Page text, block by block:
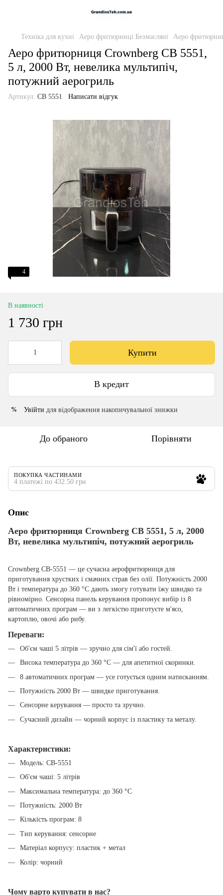
Техніка для кухні Аеро фритюрниці Безмасляні Аеро
Аеро фритюрниця Crownberg CB 5551,
5 л, 2000 Вт, невелика мультипіч,
потужний аерогриль
Артикул: CB 5551 Написати відгук
4
В наявності
1 730 грн
Купити
В кредит
% Увійти для відображення накопичувальної знижки
До обраного Порівняти
ПОКУПКА ЧАСТИНАМИ
4 платежі по 432.50 грн
Опис
Аеро фритюрниця Crownberg CB 5551, 5 л, 2000
Вт, невелика мультипіч, потужний аерогриль
Crownberg CB-5551 — це сучасна аерофритюрниця для
приготування хрустких і смачних страв без олії. Потужність 2000
Вт і температура до 360 °C дають змогу готувати їжу швидко та
рівномірно. Сенсорна панель керування пропонує вибір із 8
автоматичних програм — ви з легкістю приготуєте м'ясо,
картоплю, овочі або рибу.
Переваги:
Об'єм чаші 5 літрів — зручно для сім'ї або гостей.
Висока температура до 360 °C — для апетитної скоринки.
8 автоматичних програм — усе готується одним натисканням.
Потужність 2000 Вт — швидке приготування.
Сенсорне керування — просто та зручно.
Сучасний дизайн — чорний корпус із пластику та металу.
Характеристики:
Модель: CB-5551
Об'єм чаші: 5 літрів
Максимальна температура: до 360 °C
Потужність: 2000 Вт
Кількість програм: 8
Тип керування: сенсорне
Матеріал корпусу: пластик + метал
Колір: чорний
Чому варто купувати в нас?